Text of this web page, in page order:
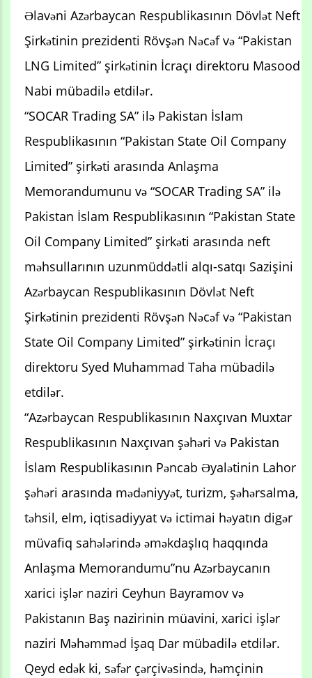
Əlavəni Azərbaycan Respublikasının Dövlət Neft
Şirkətinin prezidenti Rövşən Nəcəf və “Pakistan
LNG Limited” şirkətinin İcraçı direktoru Masood
Nabi mübadilə etdilər.
“SOCAR Trading SA” ilə Pakistan İslam
Respublikasının “Pakistan State Oil Company
Limited” şirkəti arasında Anlaşma
Memorandumunu və “SOCAR Trading SA” ilə
Pakistan İslam Respublikasının “Pakistan State
Oil Company Limited” şirkəti arasında neft
məhsullarının uzunmüddətli alqı-satqı Sazişini
Azərbaycan Respublikasının Dövlət Neft
Şirkətinin prezidenti Rövşən Nəcəf və “Pakistan
State Oil Company Limited” şirkətinin İcraçı
direktoru Syed Muhammad Taha mübadilə
etdilər.
“Azərbaycan Respublikasının Naxçıvan Muxtar
Respublikasının Naxçıvan şəhəri və Pakistan
İslam Respublikasının Pəncab Əyalətinin Lahor
şəhəri arasında mədəniyyət, turizm, şəhərsalma,
təhsil, elm, iqtisadiyyat və ictimai həyatın digər
müvafiq sahələrində əməkdaşlıq haqqında
Anlaşma Memorandumu”nu Azərbaycanın
xarici işlər naziri Ceyhun Bayramov və
Pakistanın Baş nazirinin müavini, xarici işlər
naziri Məhəmməd İşaq Dar mübadilə etdilər.
Qeyd edək ki, səfər çərçivəsində, həmçinin